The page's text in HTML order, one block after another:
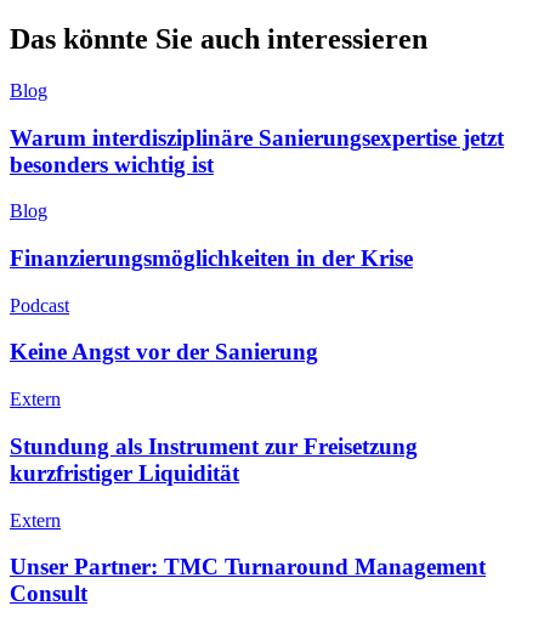
Das könnte Sie auch interessieren
Blog
Warum interdisziplinäre Sanierungsexpertise jetzt
besonders wichtig ist
Blog
Finanzierungsmöglichkeiten in der Krise
Podcast
Keine Angst vor der Sanierung
Extern
Stundung als Instrument zur Freisetzung
kurzfristiger Liquidität
Extern
Unser Partner: TMC Turnaround Management
Consult